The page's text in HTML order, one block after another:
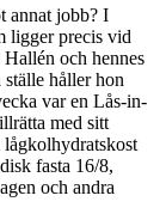
annat jobb? I
ligger precis vid
och hennes
ställe håller hon
var en Lås-in-
med sitt
fasta 16/8,
och andra